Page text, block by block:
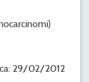
29/02/2012